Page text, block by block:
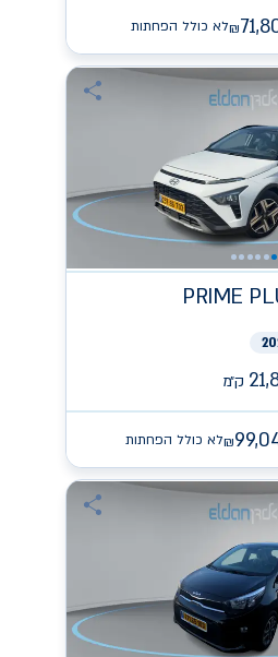
₪לא כולל הפחתות
ק״מ
₪לא כולל הפחתות